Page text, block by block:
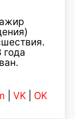
VK OK